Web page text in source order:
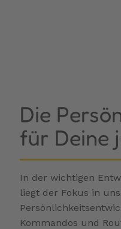
Die
für Deine
In der wichtigen
liegt der Fokus in
Kommandos und